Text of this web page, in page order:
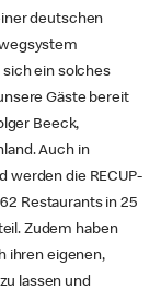
deutschen
sich ein solches
Gäste bereit
Beeck,
Auch in
werden die RECUP-
Restaurants in 25
Zudem haben
ihren eigenen,
lassen und